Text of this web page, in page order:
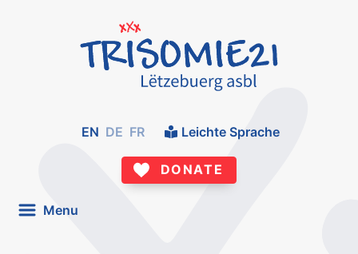
EN DE FR Leichte Sprache
DONATE
Menu